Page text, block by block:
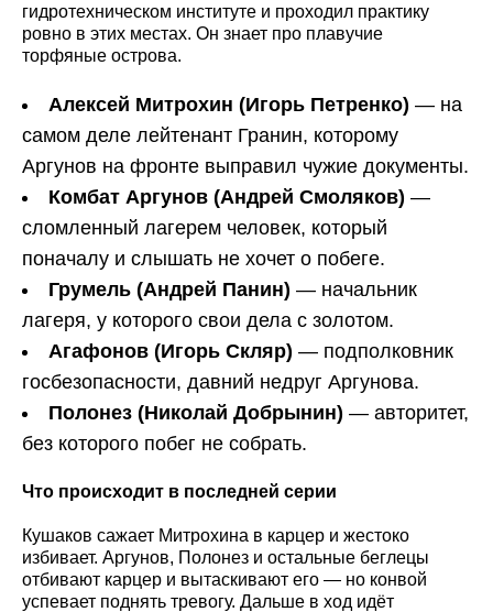
гидротехническом институте и проходил практику
ровно в этих местах. Он знает про плавучие
торфяные острова.
Алексей Митрохин (Игорь Петренко) — на
самом деле лейтенант Гранин, которому
Аргунов на фронте выправил чужие документы.
Комбат Аргунов (Андрей Смоляков) —
сломленный лагерем человек, который
поначалу и слышать не хочет о побеге.
Грумель (Андрей Панин) — начальник
лагеря, у которого свои дела с золотом.
Агафонов (Игорь Скляр) — подполковник
госбезопасности, давний недруг Аргунова.
Полонез (Николай Добрынин) — авторитет,
без которого побег не собрать.
Что происходит в последней серии
Кушаков сажает Митрохина в карцер и жестоко
избивает. Аргунов, Полонез и остальные беглецы
отбивают карцер и вытаскивают его — но конвой
успевает поднять тревогу. Дальше в ход идёт